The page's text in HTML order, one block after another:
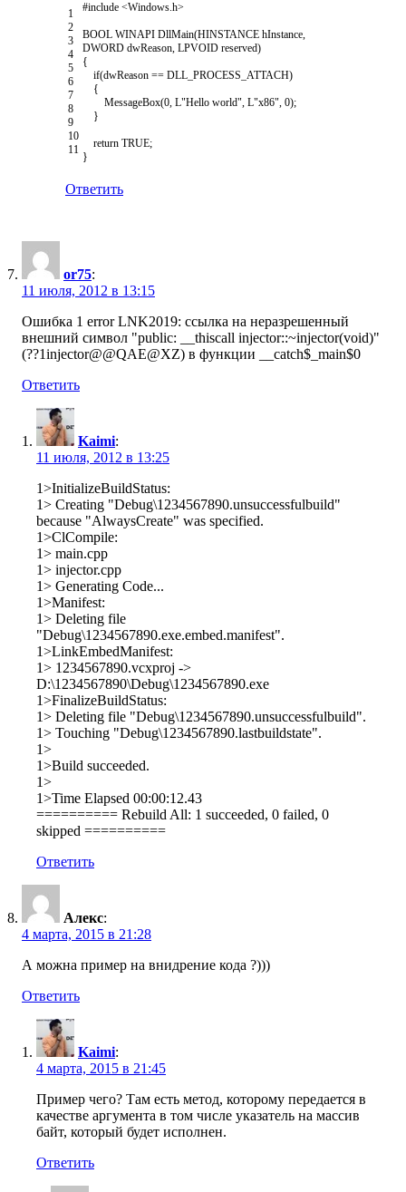
1
2
3
4
5
6
7
8
9
10
11
#include <Windows.h>
BOOL WINAPI DllMain(HINSTANCE hInstance,
DWORD dwReason, LPVOID reserved)
{
if(dwReason == DLL_PROCESS_ATTACH)
{
MessageBox(0, L"Hello world", L"x86", 0);
}
return TRUE;
}
Ответить
or75:
11 июля, 2012 в 13:15
Ошибка 1 error LNK2019: ссылка на неразрешенный
внешний символ "public: __thiscall injector::~injector(void)"
(??1injector@@QAE@XZ) в функции __catch$_main$0
Ответить
Kaimi:
11 июля, 2012 в 13:25
1>InitializeBuildStatus:
1> Creating "Debug\1234567890.unsuccessfulbuild"
because "AlwaysCreate" was specified.
1>ClCompile:
1> main.cpp
1> injector.cpp
1> Generating Code...
1>Manifest:
1> Deleting file
"Debug\1234567890.exe.embed.manifest".
1>LinkEmbedManifest:
1> 1234567890.vcxproj ->
D:\1234567890\Debug\1234567890.exe
1>FinalizeBuildStatus:
1> Deleting file "Debug\1234567890.unsuccessfulbuild".
1> Touching "Debug\1234567890.lastbuildstate".
1>
1>Build succeeded.
1>
1>Time Elapsed 00:00:12.43
========== Rebuild All: 1 succeeded, 0 failed, 0
skipped ==========
Ответить
Алекс:
4 марта, 2015 в 21:28
А можна пример на внидрение кода ?)))
Ответить
Kaimi:
4 марта, 2015 в 21:45
Пример чего? Там есть метод, которому передается в
качестве аргумента в том числе указатель на массив
байт, который будет исполнен.
Ответить